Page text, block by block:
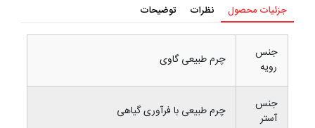
جزئیات محصول نظرات توضیحات
جنس
رویه
چرم طبیعی گاوی
جنس
آستر
چرم طبیعی با فرآوری گیاهی